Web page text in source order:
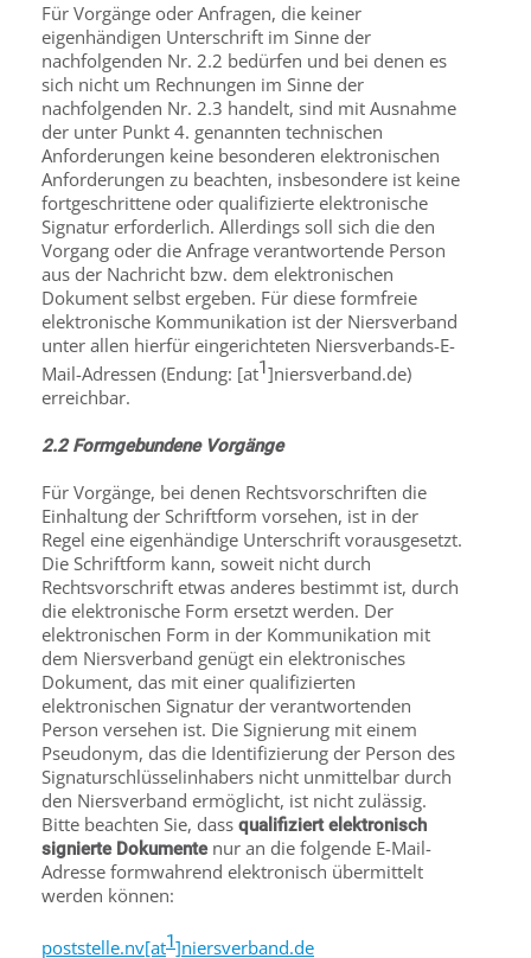
Für Vorgänge oder Anfragen, die keiner
eigenhändigen Unterschrift im Sinne der
nachfolgenden Nr. 2.2 bedürfen und bei denen es
sich nicht um Rechnungen im Sinne der
nachfolgenden Nr. 2.3 handelt, sind mit Ausnahme
der unter Punkt 4. genannten technischen
Anforderungen keine besonderen elektronischen
Anforderungen zu beachten, insbesondere ist keine
fortgeschrittene oder qualifizierte elektronische
Signatur erforderlich. Allerdings soll sich die den
Vorgang oder die Anfrage verantwortende Person
aus der Nachricht bzw. dem elektronischen
Dokument selbst ergeben. Für diese formfreie
elektronische Kommunikation ist der Niersverband
unter allen hierfür eingerichteten Niersverbands-E-
Mail-Adressen (Endung: [at1]niersverband.de)
erreichbar.
2.2 Formgebundene Vorgänge
Für Vorgänge, bei denen Rechtsvorschriften die
Einhaltung der Schriftform vorsehen, ist in der
Regel eine eigenhändige Unterschrift vorausgesetzt.
Die Schriftform kann, soweit nicht durch
Rechtsvorschrift etwas anderes bestimmt ist, durch
die elektronische Form ersetzt werden. Der
elektronischen Form in der Kommunikation mit
dem Niersverband genügt ein elektronisches
Dokument, das mit einer qualifizierten
elektronischen Signatur der verantwortenden
Person versehen ist. Die Signierung mit einem
Pseudonym, das die Identifizierung der Person des
Signaturschlüsselinhabers nicht unmittelbar durch
den Niersverband ermöglicht, ist nicht zulässig.
Bitte beachten Sie, dass qualifiziert elektronisch
signierte Dokumentenur an die folgende E-Mail-
Adresse formwahrend elektronisch übermittelt
werden können:
poststelle.nv[at1]niersverband.de